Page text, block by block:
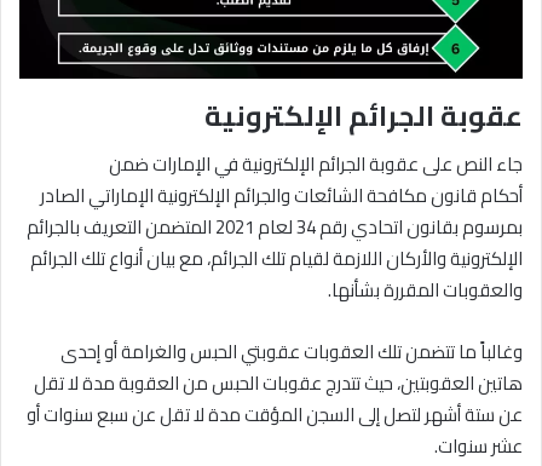
عقوبة الجرائم الإلكترونية
جاء النص على عقوبة الجرائم الإلكترونية في الإمارات ضمن
أحكام قانون مكافحة الشائعات والجرائم الإلكترونية الإماراتي الصادر
بمرسوم بقانون اتحادي رقم 34 لعام 2021 المتضمن التعريف بالجرائم
الإلكترونية والأركان اللازمة لقيام تلك الجرائم، مع بيان أنواع تلك الجرائم
والعقوبات المقررة بشأنها.
وغالباً ما تتضمن تلك العقوبات عقوبتي الحبس والغرامة أو إحدى
هاتين العقوبتين، حيث تتدرج عقوبات الحبس من العقوبة مدة لا تقل
عن ستة أشهر لتصل إلى السجن المؤقت مدة لا تقل عن سبع سنوات أو
عشر سنوات.